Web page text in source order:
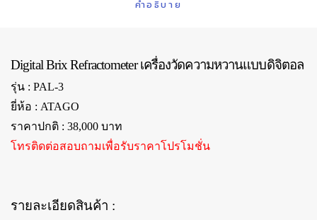
คำอธิบาย
Digital Brix Refractometer เครื่องวัดความหวานแบบดิจิตอล
รุ่น : PAL-3
ยี่ห้อ : ATAGO
ราคาปกติ : 38,000 บาท
โทรติดต่อสอบถามเพื่อรับราคาโปรโมชั่น
รายละเอียดสินค้า :